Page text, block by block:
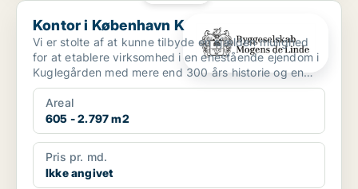
Kontor i København K
Kontor i København K
Vi er stolte af at kunne tilbyde en sjælden mulighed
for at etablere virksomhed i en enestående ejendom i
Kuglegården med mere end 300 års historie og en
att...
Areal
605 - 2.797 m2
Pris pr. md.
Ikke angivet